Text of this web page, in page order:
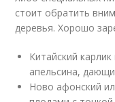
стоит обратить
деревья. Хорошо
Китайский
апельсина,
Ново афонский